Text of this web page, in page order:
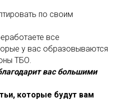
по своим
все
у вас образовываются
ТБО.
вас большими
которые будут вам